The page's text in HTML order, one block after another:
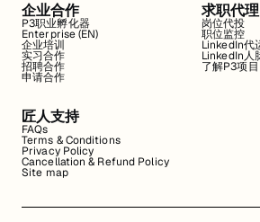
企业合作
P3职业孵化器
Enterprise (EN)
企业培训
实习合作
招聘合作
申请合作
求职代理
岗位代投
职位监控
LinkedIn代
LinkedIn人
了解P3项目
匠人支持
FAQs
Terms & Conditions
Privacy Policy
Cancellation & Refund Policy
Site map